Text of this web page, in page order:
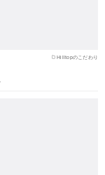
Hilltopのこだわり